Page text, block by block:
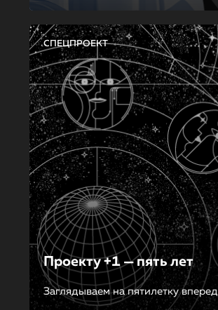
СПЕЦПРОЕКТ
Проекту +1 — пять лет
Заглядываем на пятилетку вперед